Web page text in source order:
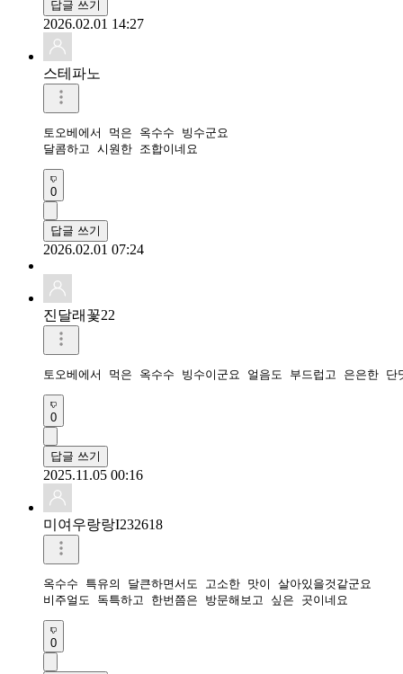
답글 쓰기
2026.02.01 14:27
스테파노
토오베에서 먹은 옥수수 빙수군요
0
답글 쓰기
2026.02.01 07:24
진달래꽃22
토오베에서 먹은 옥수수 빙수이군요 얼음도 부드럽고 은은한
0
답글 쓰기
2025.11.05 00:16
미여우랑랑I232618
옥수수 특유의 달큰하면서도 고소한 맛이 살아있을것같군요
비주얼도 독특하고 한번쯤은 방문해보고 싶은 곳이네요
0